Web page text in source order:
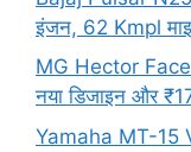
इंजन, 62 Kmpl
MG Hector
नया डिजाइन और
Yamaha MT-15